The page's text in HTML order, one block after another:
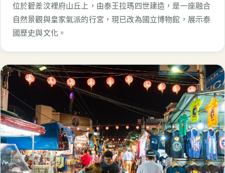
位於碧差汶裡府山丘上，由泰王拉瑪四世建造，是一座融合
自然景觀與皇家氣派的行宮，現已改為國立博物館，展示泰
國歷史與文化。